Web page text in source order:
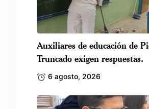
Auxiliares de educación de
Truncado exigen respuestas.
6 agosto, 2026